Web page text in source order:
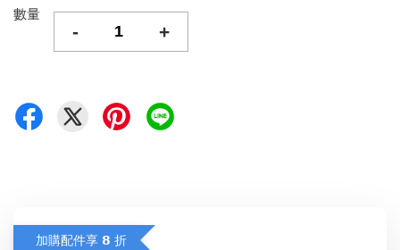
數量
- +
加購配件享 𝟴 折